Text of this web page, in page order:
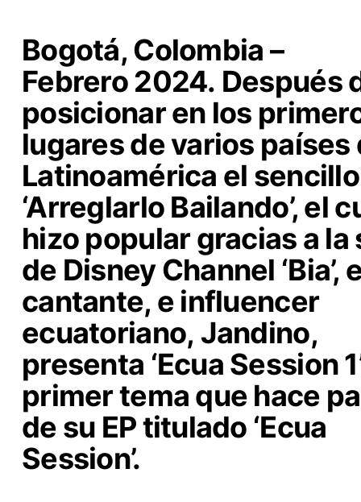
Bogotá, Colombia –
Febrero 2024. Después
posicionar en los
lugares de varios países
Latinoamérica el sencillo
‘Arreglarlo Bailando’, el
hizo popular gracias a la
de Disney Channel ‘Bia’,
cantante, e influencer
ecuatoriano, Jandino,
presenta ‘Ecua Session 1’
primer tema que hace
de su EP titulado ‘Ecua
Session’.